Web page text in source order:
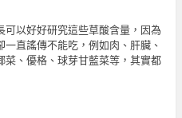
以好好研究這些草酸含量，因為
直謠傳不能吃，例如肉、肝臟、
、優格、球芽甘藍菜等，其實都